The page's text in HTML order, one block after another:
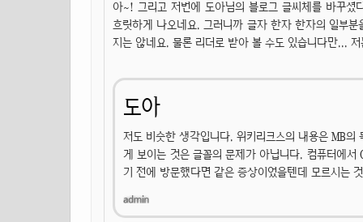
아~! 그리고 저번에 도아님의 블로그 글씨체를 바꾸
흐릿하게 나오네요. 그러니까 글자 한자 한자의 일부
지는 않네요. 물론 리더로 받아 볼 수도 있습니다만...
도아
저도 비슷한 생각입니다. 위키리크스의 내용은 MB
게 보이는 것은 글꼴의 문제가 아닙니다. 컴퓨터에
기 전에 방문했다면 같은 증상이었을텐데 모르시는